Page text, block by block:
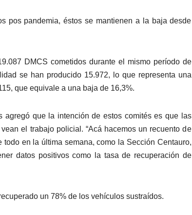
pos pandemia, éstos se mantienen a la baja desde
DMCS cometidos durante el mismo período de
se han producido 15.972, lo que representa una
que equivale a una baja de 16,3%.
agregó que la intención de estos comités es que las
el trabajo policial. “Acá hacemos un recuento de
en la última semana, como la Sección Centauro,
datos positivos como la tasa de recuperación de
un 78% de los vehículos sustraídos.